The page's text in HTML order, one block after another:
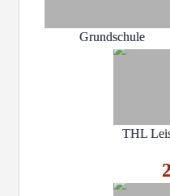
Grundschule
THL